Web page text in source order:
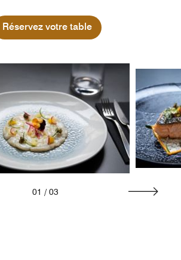
Réservez votre table
01 / 03